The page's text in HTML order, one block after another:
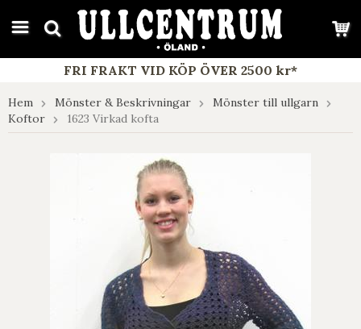
google-site-verification: google7e4b1026db5d9f32.html
FRI FRAKT VID KÖP ÖVER 2500 kr*
Hem Mönster & Beskrivningar
Mönster till ullgarn
Koftor
1623 Virkad kofta